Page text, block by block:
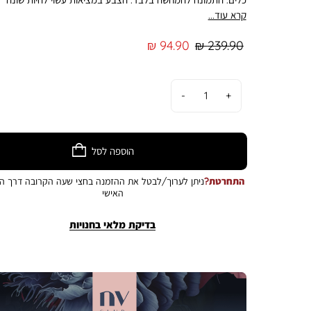
מהמוצג בתמונה
קרא עוד...
מחיר
94.90 ₪
מחיר
239.90 ₪
הוספה לסל
התחרטת?ניתן לערוך/לבטל את ההזמנה בחצי שעה הקרובה דרך
האישי
בדיקת מלאי בחנויות